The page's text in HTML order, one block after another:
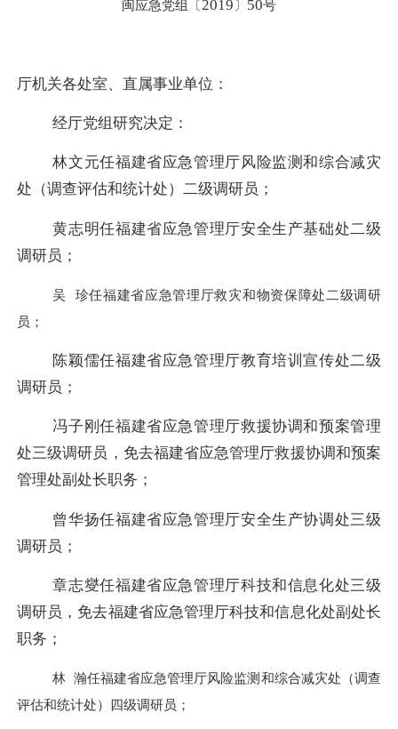
闽应急党组〔2019〕 50号
厅机关各处室、直属事业单位：
经厅党组研究决定：
林文元任福建省应急管理厅风险监测和综合减灾
处（调查评估和统计处）二级调研员；
黄志明任福建省应急管理厅安全生产基础处二级
调研员；
吴
珍任福建省应急管理厅救灾和物资保障处二级调研
员；
陈颖儒任福建省应急管理厅教育培训宣传处二级
调研员；
冯子刚任福建省应急管理厅救援协调和预案管理
处三级调研员，免去福建省应急管理厅救援协调和预案
管理处副处长职务；
曾华扬任福建省应急管理厅安全生产协调处三级
调研员；
章志燮任福建省应急管理厅科技和信息化处三级
调研员，免去福建省应急管理厅科技和信息化处副处长
职务；
林 瀚任福建省应急管理厅风险监测和综合减灾处（调查
评估和统计处）四级调研员；